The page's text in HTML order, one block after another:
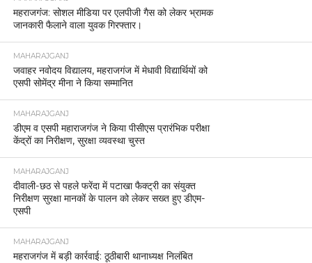
महराजगंज: सोशल मीडिया पर एलपीजी गैस को लेकर भ्रामक
जानकारी फैलाने वाला युवक गिरफ्तार।
MAHARAJGANJ
जवाहर नवोदय विद्यालय, महराजगंज में मेधावी विद्यार्थियों को
एसपी सोमेंद्र मीना ने किया सम्मानित
MAHARAJGANJ
डीएम व एसपी महाराजगंज ने किया पीसीएस प्रारंभिक परीक्षा
केंद्रों का निरीक्षण, सुरक्षा व्यवस्था चुस्त
MAHARAJGANJ
दीवाली-छठ से पहले फरेंदा में पटाखा फैक्ट्री का संयुक्त
निरीक्षण सुरक्षा मानकों के पालन को लेकर सख्त हुए डीएम-
एसपी
MAHARAJGANJ
महराजगंज में बड़ी कार्रवाई: ठूठीबारी थानाध्यक्ष निलंबित